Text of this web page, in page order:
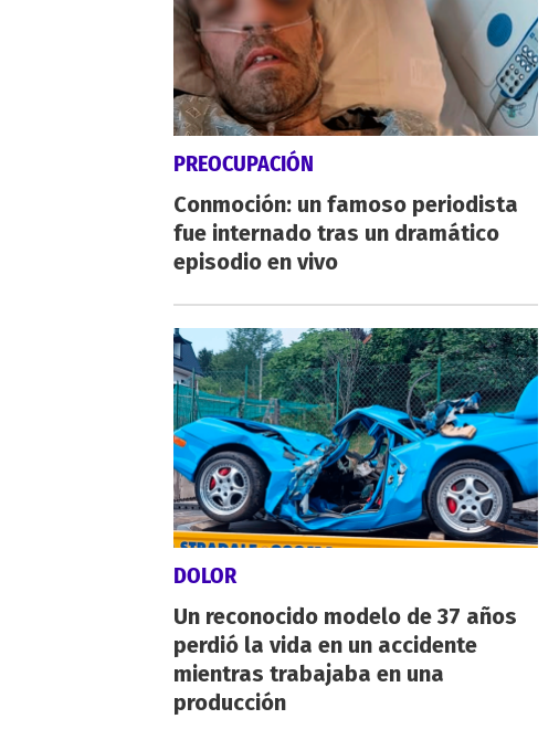
PREOCUPACIÓN
Conmoción: un famoso periodista
fue internado tras un dramático
episodio en vivo
DOLOR
Un reconocido modelo de 37 años
perdió la vida en un accidente
mientras trabajaba en una
producción